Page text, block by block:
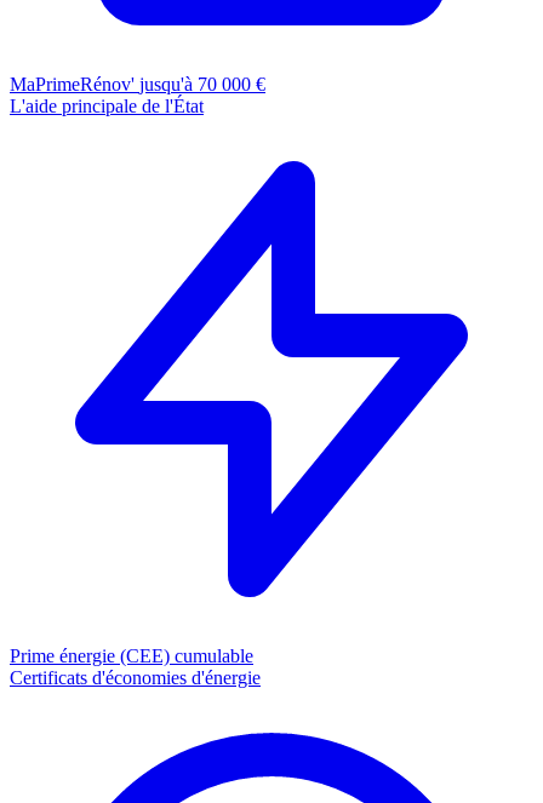
MaPrimeRénov' jusqu'à 70 000 €
L'aide principale de l'État
Prime énergie (CEE) cumulable
Certificats d'économies d'énergie